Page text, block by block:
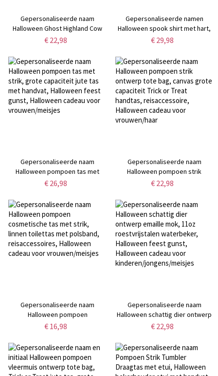
Gepersonaliseerde naam
Halloween Ghost Highland Cow
Tote Bag, grote capaciteit Trick
cadeau voor
kinderen/meisjes/Highland Cow
liefhebbers
€ 22,98
Gepersonaliseerde namen
Halloween spook shirt met hart,
veelkleurig T-
familiefeestgunst, Halloween
cadeau voor moeder/oma/vrouw
€ 29,98
Gepersonaliseerde naam
Halloween pompoen tas met
strik, grote capaciteit jute tas
gunst, Halloween cadeau voor
€ 26,98
Gepersonaliseerde naam
Halloween pompoen strik
ontwerp tote bag, canvas grote
reisaccessoire, Halloween
cadeau voor vrouwen/haar
€ 22,98
Gepersonaliseerde naam
Halloween pompoen
cosmetische tas met strik, linnen
reisaccessoires, Halloween
cadeau voor vrouwen/meisjes
€ 16,98
Gepersonaliseerde naam
Halloween schattig dier ontwerp
emaille mok, 11oz roestvrijstalen
gunst, Halloween cadeau voor
kinderen/jongens/meisjes
€ 22,98